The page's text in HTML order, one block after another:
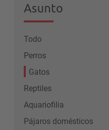
Asunto
Todo
Perros
Gatos
Reptiles
Aquariofilia
Pájaros domésticos